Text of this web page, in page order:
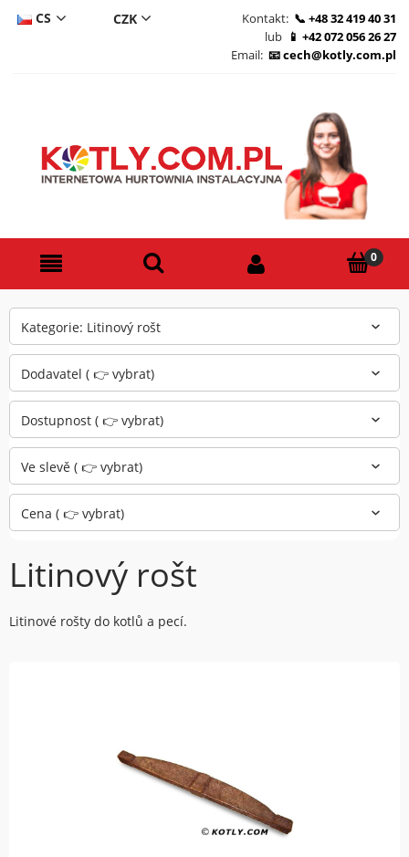
CS
Kontakt:
+48 32 419 40 31
lub
+42 072 056 26 27
Email:
cech@kotly.com.pl
Kategorie: Litinový rošt
Dodavatel ( 👉 vybrat)
Dostupnost ( 👉 vybrat)
Cena ( 👉 vybrat)
Ve slevě ( 👉 vybrat)
Litinový rošt
Litinové rošty do kotlů a pecí.